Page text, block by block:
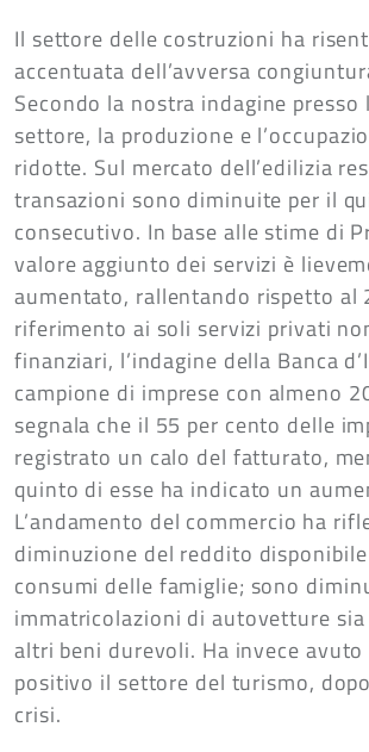
Il settore delle costruzioni ha
accentuata dell’avversa
Secondo la nostra indagine presso
settore, la produzione e
ridotte. Sul mercato dell’edilizia
transazioni sono diminuite per il
consecutivo. In base alle stime di
valore aggiunto dei servizi è
aumentato, rallentando rispetto al
riferimento ai soli servizi privati
finanziari, l’indagine della Banca
campione di imprese con almeno
segnala che il 55 per cento delle
registrato un calo del fatturato,
quinto di esse ha indicato un
L’andamento del commercio ha
diminuzione del reddito
consumi delle famiglie; sono
immatricolazioni di autovetture
altri beni durevoli. Ha invece
positivo il settore del turismo,
crisi.